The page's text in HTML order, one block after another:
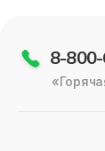
8-